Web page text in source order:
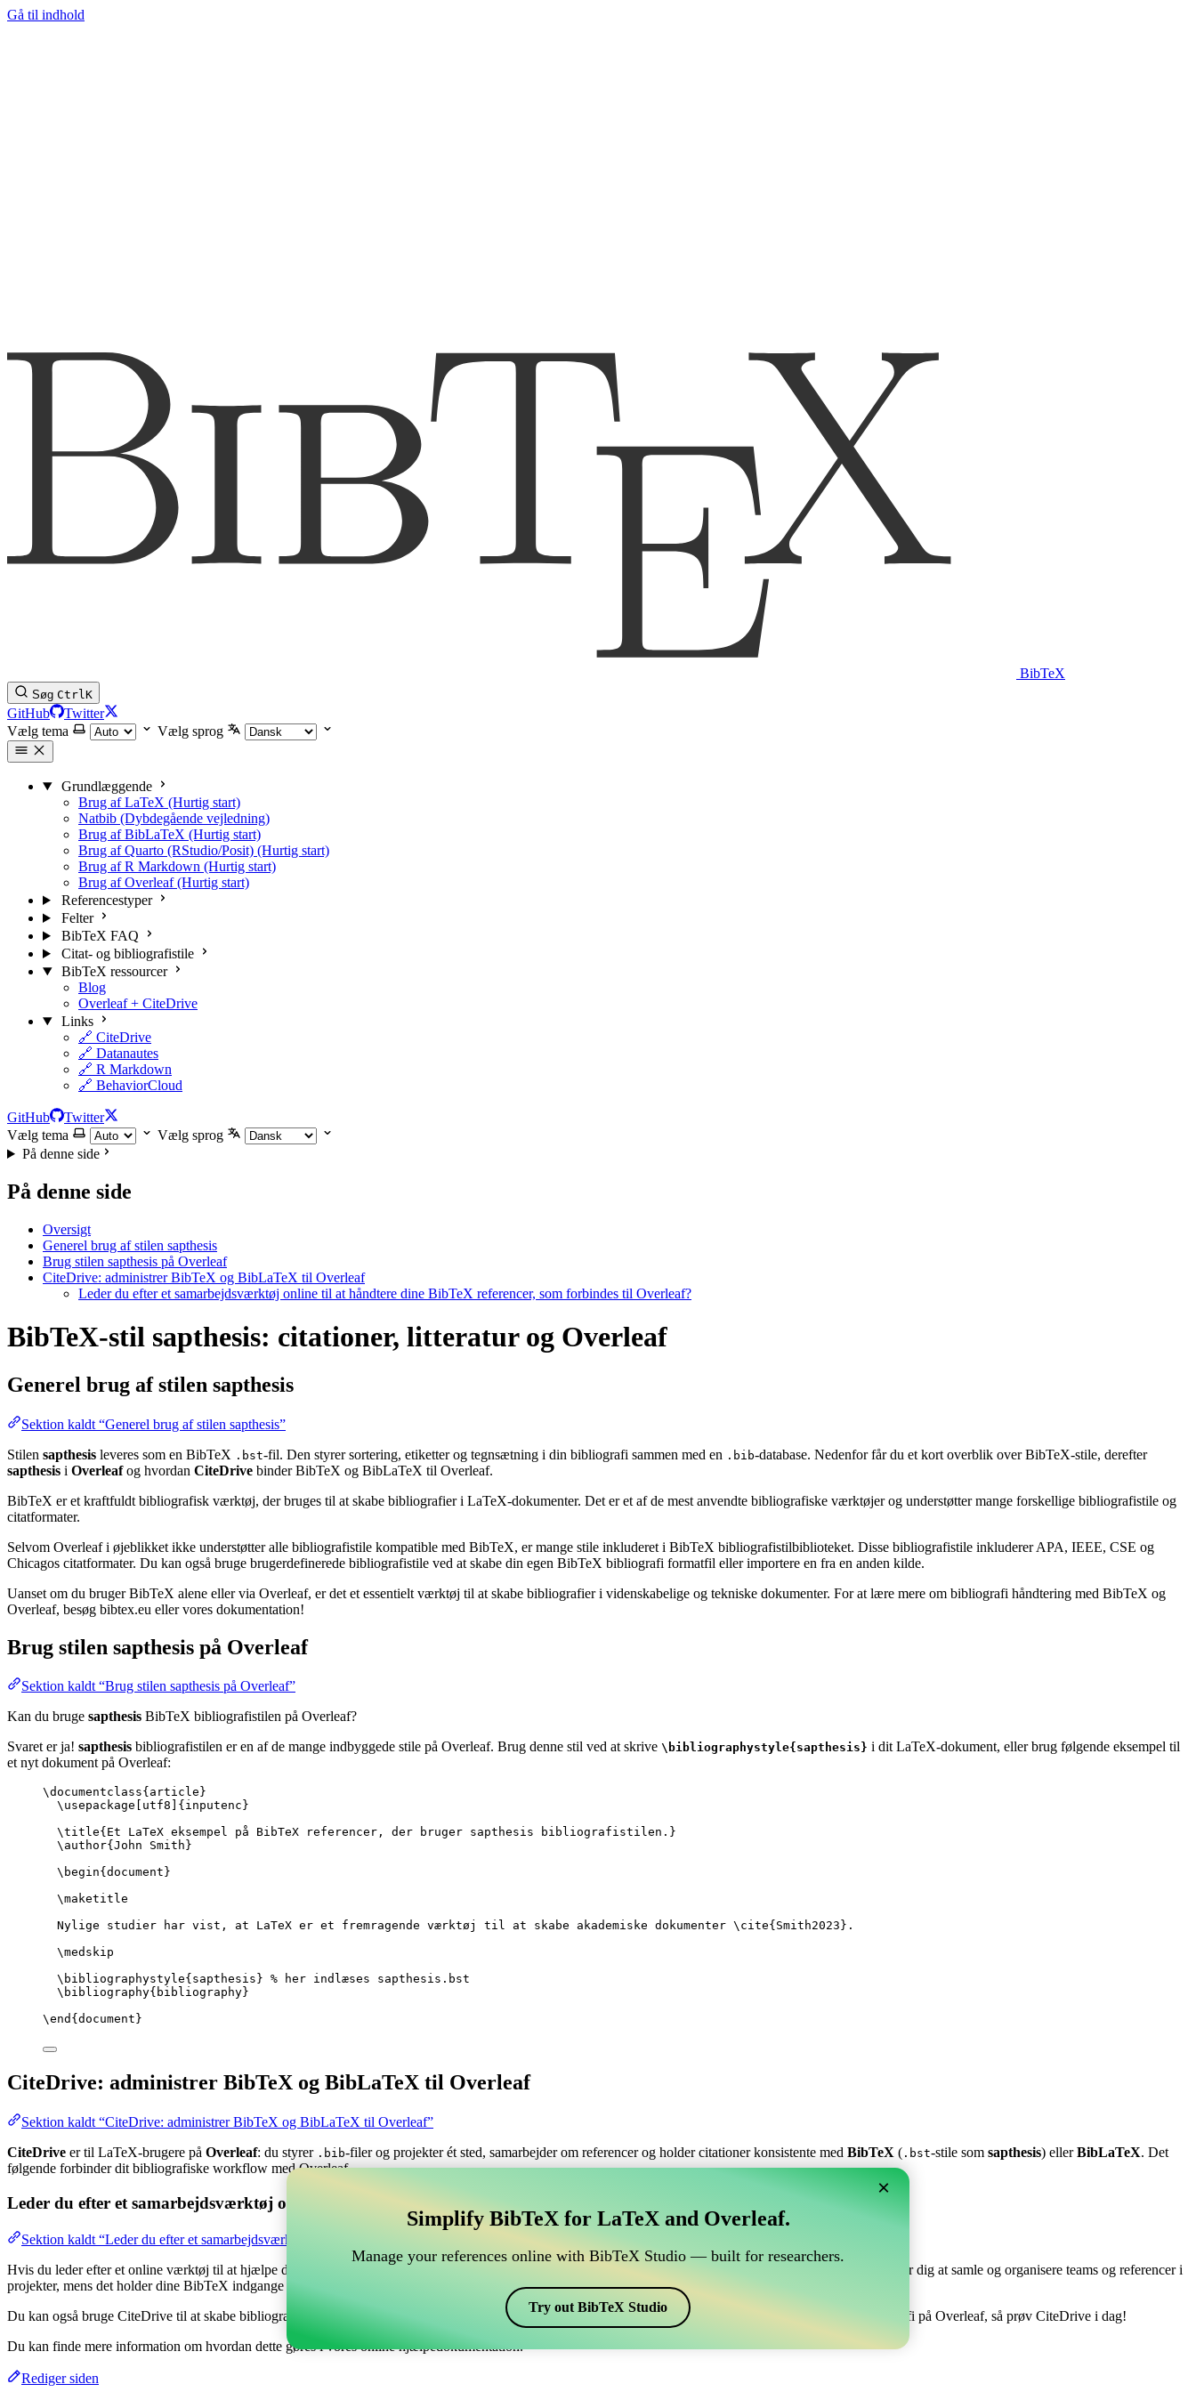
Gå til indhold
BibTeX
Søg CtrlK
GitHub
Twitter
Vælg tema
Vælg sprog
Grundlæggende
Brug af LaTeX (Hurtig start)
Natbib (Dybdegående vejledning)
Brug af BibLaTeX (Hurtig start)
Brug af Quarto (RStudio/Posit) (Hurtig start)
Brug af R Markdown (Hurtig start)
Brug af Overleaf (Hurtig start)
Referencestyper
Felter
BibTeX FAQ
Citat- og bibliografistile
BibTeX ressourcer
Blog
Overleaf + CiteDrive
Links
🔗 CiteDrive
🔗 Datanautes
🔗 R Markdown
🔗 BehaviorCloud
GitHub
Twitter
Vælg tema
Vælg sprog
På denne side
På denne side
Oversigt
Generel brug af stilen sapthesis
Brug stilen sapthesis på Overleaf
CiteDrive: administrer BibTeX og BibLaTeX til Overleaf
Leder du efter et samarbejdsværktøj online til at håndtere dine BibTeX referencer, som forbindes til Overleaf?
BibTeX-stil sapthesis: citationer, litteratur og Overleaf
Generel brug af stilen sapthesis
Sektion kaldt “Generel brug af stilen sapthesis”
Stilen sapthesis leveres som en BibTeX .bst-fil. Den styrer sortering, etiketter og tegnsætning i din bibliografi sammen med en .bib-database. Nedenfor får du et kort overblik over BibTeX-stile, derefter
sapthesis i Overleafog hvordan CiteDrive binder BibTeX og BibLaTeX til Overleaf.
BibTeX er et kraftfuldt bibliografisk værktøj, der bruges til at skabe bibliografier i LaTeX-dokumenter. Det er et af de mest anvendte bibliografiske værktøjer og understøtter mange forskellige bibliografistile og
citatformater.
Selvom Overleaf i øjeblikket ikke understøtter alle bibliografistile kompatible med BibTeX, er mange stile inkluderet i BibTeX bibliografistilbiblioteket. Disse bibliografistile inkluderer APA, IEEE, CSE og
Chicagos citatformater. Du kan også bruge brugerdefinerede bibliografistile ved at skabe din egen BibTeX bibliografi formatfil eller importere en fra en anden kilde.
Uanset om du bruger BibTeX alene eller via Overleaf, er det et essentielt værktøj til at skabe bibliografier i videnskabelige og tekniske dokumenter. For at lære mere om bibliografi håndtering med BibTeX og
Overleaf, besøg bibtex.eu eller vores dokumentation!
Brug stilen sapthesis på Overleaf
Sektion kaldt “Brug stilen sapthesis på Overleaf”
Kan du bruge sapthesis BibTeX bibliografistilen på Overleaf?
Svaret er ja! sapthesis bibliografistilen er en af de mange indbyggede stile på Overleaf. Brug denne stil ved at skrive \bibliographystyle{sapthesis} i dit LaTeX-dokument, eller brug følgende eksempel til
et nyt dokument på Overleaf:
\documentclass{ article }
\usepackage
utf8 ]{ inputenc }
\title{Et LaTeX eksempel på BibTeX referencer, der bruger sapthesis bibliografistilen.}
\author{John Smith}
\begin{ document }
\maketitle
Nylige studier har vist, at LaTeX er et fremragende værktøj til at skabe akademiske dokumenter \cite{ Smith2023 }.
\medskip
\bibliographystyle{sapthesis} % her indlæses sapthesis.bst
\bibliography{bibliography}
\end { document }
CiteDrive: administrer BibTeX og BibLaTeX til Overleaf
Sektion kaldt “CiteDrive: administrer BibTeX og BibLaTeX til Overleaf”
CiteDrive er til LaTeX-brugere på Overleaf: du styrer .bib-filer og projekter ét sted, samarbejder om referencer og holder citationer konsistente med BibTeX ( .bst-stile som sapthesis) ellerBibLaTeX. Det
følgende forbinder dit bibliografiske workflow med Overleaf.
Leder du efter et samarbejdsværktøj online til at håndtere dine BibTeX referencer, som forbindes til Overleaf?
Sektion kaldt “Leder du efter et samarbejdsværktøj online til at håndtere dine BibTeX referencer, som forbindes til Overleaf?”
Hvis du leder efter et online værktøj til at hjælpe dig med at håndtere dine referencer, citater og bibliografi på Overleaf, så kan CiteDrive være perfekt! Det tillader dig at samle og organisere teams og referencer i
projekter, mens det holder dine BibTeX indgange opdateret i dit Overleaf projekt.
Du kan også bruge CiteDrive til at skabe bibliografier og citater i forskellige stile, inklusiv sapthesis. Så hvis du leder efter en nem måde at håndtere din bibliografi på Overleaf, så prøv CiteDrive i dag!
Du kan finde mere information om hvordan dette gøres i vores online hjælpedokumentation.
Rediger siden
×
Simplify BibTeX for LaTeX and Overleaf.
Manage your references online with BibTeX Studio — built for researchers.
Try out BibTeX Studio